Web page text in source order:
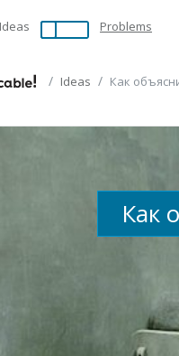
Ideas Problems
Ideas Как
Как